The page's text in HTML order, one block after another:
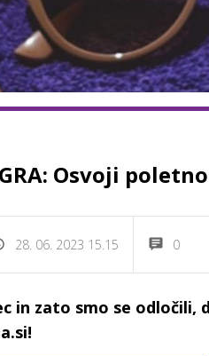
Osvoji
28. 06. 2023 15.15 0
in zato smo se